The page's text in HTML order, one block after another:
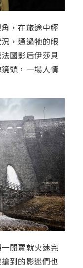
，在旅途中經
，通過牠的眼
國影后伊莎貝
頭，一場人情
開賣就火速完
到的影迷們也